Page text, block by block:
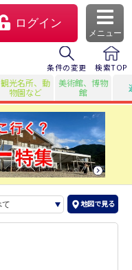
ログイン
メニュー
条件の変更 検索TOP
観光名所、動
物園など
美術館、博物
館
地図で見る